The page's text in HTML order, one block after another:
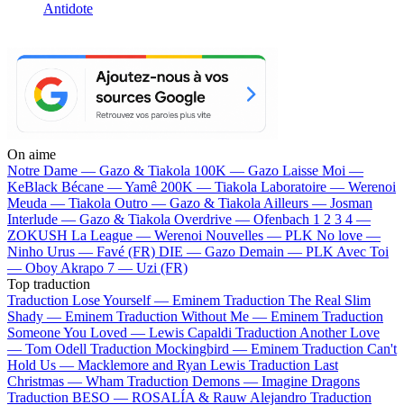
Antidote
On aime
Notre Dame — Gazo & Tiakola 100K — Gazo Laisse Moi —
KeBlack Bécane —Yamê 200K — Tiakola Laboratoire — Werenoi
Meuda — Tiakola Outro — Gazo & Tiakola Ailleurs — Josman
Interlude — Gazo & Tiakola Overdrive — Ofenbach 1 2 3 4 —
ZOKUSH La League — Werenoi Nouvelles — PLK No love —
Ninho Urus — Favé (FR) DIE — Gazo Demain — PLK Avec Toi
— Oboy Akrapo 7 — Uzi (FR)
Top traduction
Traduction Lose Yourself — Eminem Traduction The Real Slim
Shady — Eminem Traduction Without Me — Eminem Traduction
Someone You Loved — Lewis Capaldi Traduction Another Love
— Tom Odell Traduction Mockingbird — Eminem Traduction Can't
Hold Us — Macklemore and Ryan Lewis Traduction Last
Christmas — Wham Traduction Demons — Imagine Dragons
Traduction BESO — ROSALÍA & Rauw Alejandro Traduction